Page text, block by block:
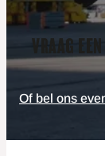
VRAAG
Of bel ons